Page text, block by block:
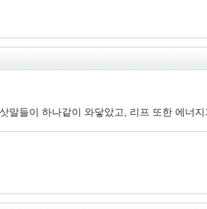
말들이 하나같이 와닿았고, 리프 또한 에너